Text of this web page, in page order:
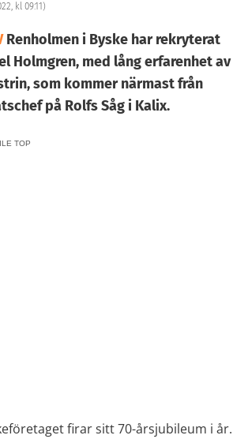
kl 09:11)
Renholmen i Byske har rekryterat
Holmgren, med lång erfarenhet av
som kommer närmast från
på Rolfs Såg i Kalix.
TOP
firar sitt 70-årsjubileum i år.